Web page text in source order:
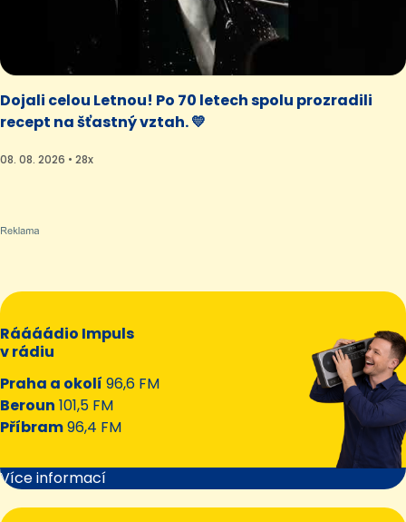
Dojali celou Letnou! Po 70 letech spolu prozradili
recept na šťastný vztah. 💛
08. 08. 2026 • 28x
Ráááádio Impuls
v rádiu
Praha a okolí 96,6 FM
Beroun 101,5 FM
Příbram96,4 FM
Více informací